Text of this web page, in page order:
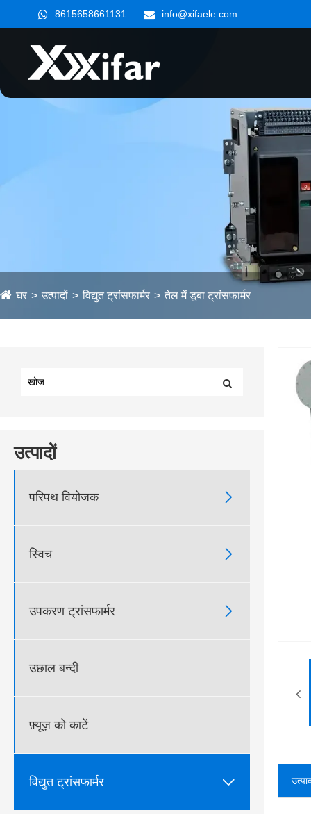
8615658661131 info@xifaele.com
घर उत्पादों विद्युत ट्रांसफार्मर तेल में डूबा ट्रांसफार्मर
उत्पादों
परिपथ वियोजक 
स्विच 
उपकरण ट्रांसफार्मर 
उछाल बन्दी
फ़्यूज़ को काटें
विद्युत ट्रांसफार्मर 